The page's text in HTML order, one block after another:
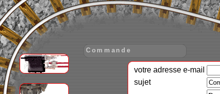
Commande
votre adresse e-mail
sujet